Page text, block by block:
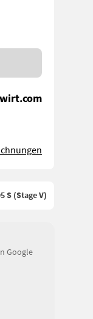
S (Stage V)
Google